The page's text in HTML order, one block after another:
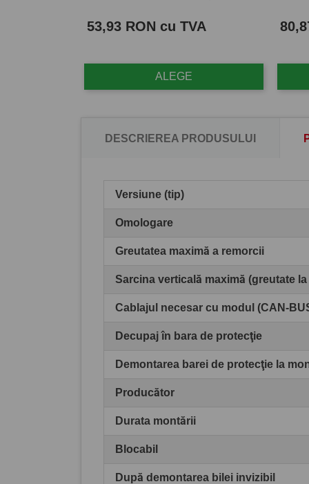
Pret
53,93 RON cu TVA
ALEGE
Pret
DESCRIEREA PRODUSULUI
Versiune (tip)
Omologare
Greutatea maximă a remorcii
Sarcina verticală maximă (greutate
Cablajul necesar cu modul (CAN-
Decupaj în bara de protecţie
Demontarea barei de protecţie la
Producător
Durata montării
Blocabil
După demontarea bilei invizibil